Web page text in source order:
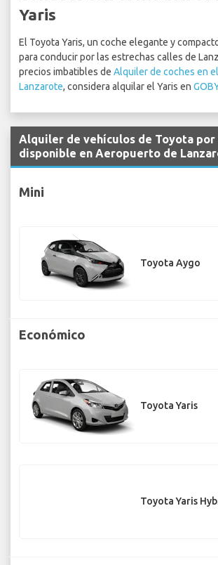
Yaris
El Toyota Yaris, un coche elegante y
para conducir por las estrechas calles de
precios imbatibles de Alquiler de coches en
Lanzarote, considera alquilar el Yaris en
Alquiler de vehículos de Toyota
disponible en Aeropuerto de
Mini
Toyota Aygo
Económico
Toyota Yaris
Toyota Yaris